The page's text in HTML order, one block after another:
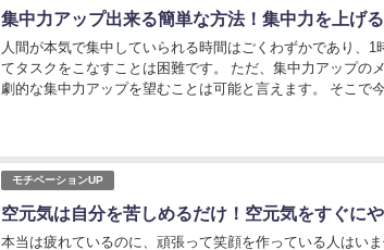
集中力アップ出来る簡単な方法！集中力を上げ
人間が本気で集中していられる時間はごくわずかであり、1
てタスクをこなすことは困難です。 ただ、集中力アップの
劇的な集中力アップを望むことは可能と言えます。 そこで
モチベーションUP
空元気は自分を苦しめるだけ！空元気をすぐに
本当は疲れているのに、頑張って笑顔を作っている人はい